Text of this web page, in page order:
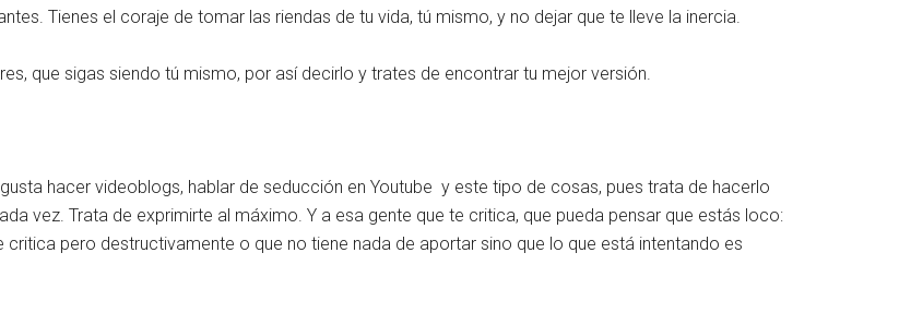
Tienes el coraje de tomar las riendas de tu vida, tú mismo, y no dejar que te lleve la inercia.
que sigas siendo tú mismo, por así decirlo y trates de encontrar tu mejor versión.
hacer videoblogs, hablar de seducción en Youtube y este tipo de cosas, pues trata de hacerlo
vez. Trata de exprimirte al máximo. Y a esa gente que te critica, que pueda pensar que estás loco:
pero destructivamente o que no tiene nada de aportar sino que lo que está intentando es